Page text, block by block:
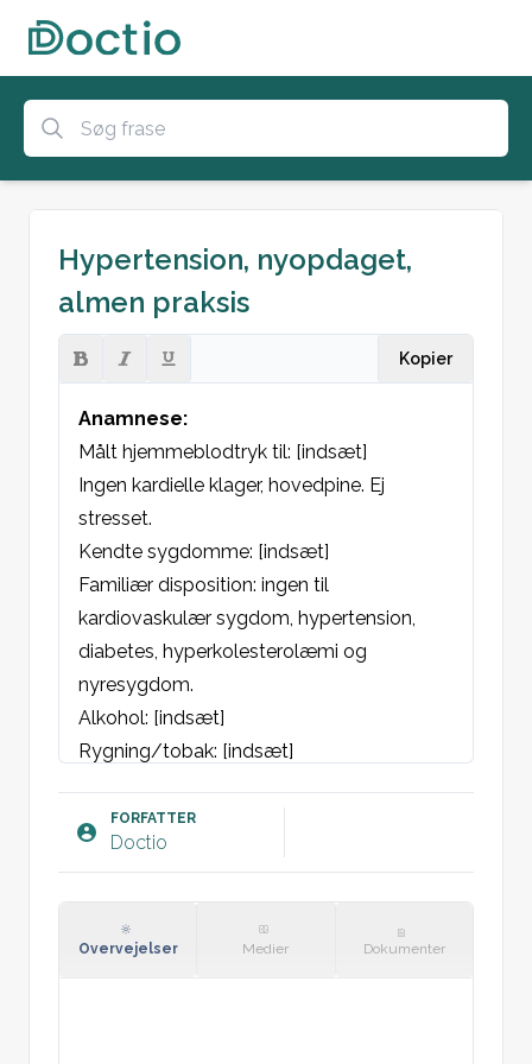
Hypertension, nyopdaget,
almen praksis
Kopier
Anamnese:
Målt hjemmeblodtryk til: [indsæt]
Ingen kardielle klager, hovedpine. Ej
stresset.
Kendte sygdomme: [indsæt]
Familiær disposition: ingen til
kardiovaskulær sygdom, hypertension,
diabetes, hyperkolesterolæmi og
nyresygdom.
Alkohol: [indsæt]
Rygning/tobak: [indsæt]
Kost/lakrids: [indsæt].
Ernæringstilstand: [indsæt], Vægt [indsæt],
FORFATTER
Doctio
Overvejelser Medier Dokumenter